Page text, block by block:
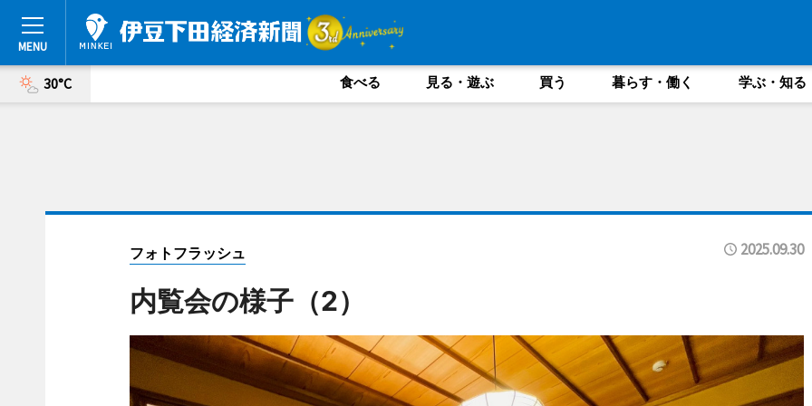
30°C 食べる 見る・遊ぶ 買う 暮らす・働く 学ぶ・知る
フォトフラッシュ 2025.09.30
内覧会の様子（2）